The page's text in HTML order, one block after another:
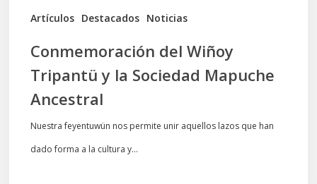
Artículos Destacados Noticias
Conmemoración del Wiñoy
Tripantü y la Sociedad Mapuche
Ancestral
Nuestra feyentuwün nos permite unir aquellos lazos que han
dado forma a la cultura y…